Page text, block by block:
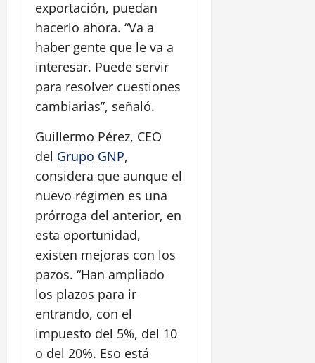
exportación, puedan
hacerlo ahora. “Va a
haber gente que le va a
interesar. Puede servir
para resolver cuestiones
cambiarias”, señaló.
Guillermo Pérez, CEO
del Grupo GNP,
considera que aunque el
nuevo régimen es una
prórroga del anterior, en
esta oportunidad,
existen mejoras con los
pazos. “Han ampliado
los plazos para ir
entrando, con el
impuesto del 5%, del 10
o del 20%. Eso está